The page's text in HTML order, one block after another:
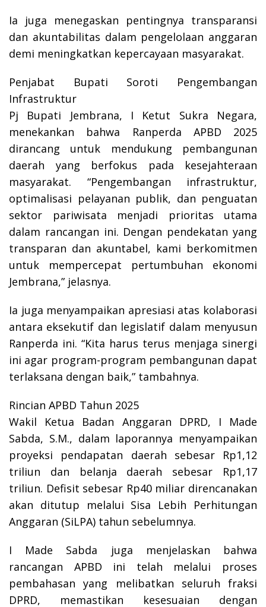
Ia juga menegaskan pentingnya transparansi
dan akuntabilitas dalam pengelolaan anggaran
demi meningkatkan kepercayaan masyarakat.
Penjabat Bupati Soroti Pengembangan
Infrastruktur
Pj Bupati Jembrana, I Ketut Sukra Negara,
menekankan bahwa Ranperda APBD 2025
dirancang untuk mendukung pembangunan
daerah yang berfokus pada kesejahteraan
masyarakat. “Pengembangan infrastruktur,
optimalisasi pelayanan publik, dan penguatan
sektor pariwisata menjadi prioritas utama
dalam rancangan ini. Dengan pendekatan yang
transparan dan akuntabel, kami berkomitmen
untuk mempercepat pertumbuhan ekonomi
Jembrana,” jelasnya.
Ia juga menyampaikan apresiasi atas kolaborasi
antara eksekutif dan legislatif dalam menyusun
Ranperda ini. “Kita harus terus menjaga sinergi
ini agar program-program pembangunan dapat
terlaksana dengan baik,” tambahnya.
Rincian APBD Tahun 2025
Wakil Ketua Badan Anggaran DPRD, I Made
Sabda, S.M., dalam laporannya menyampaikan
proyeksi pendapatan daerah sebesar Rp1,12
triliun dan belanja daerah sebesar Rp1,17
triliun. Defisit sebesar Rp40 miliar direncanakan
akan ditutup melalui Sisa Lebih Perhitungan
Anggaran (SiLPA) tahun sebelumnya.
I Made Sabda juga menjelaskan bahwa
rancangan APBD ini telah melalui proses
pembahasan yang melibatkan seluruh fraksi
DPRD, memastikan kesesuaian dengan